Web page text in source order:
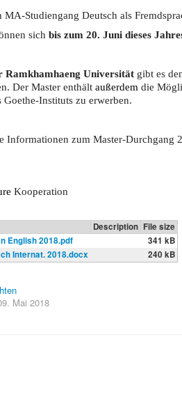
Studiengang Deutsch als
sich bis zum 20. Juni dieses
Ramkhamhaeng Universität gibt es
Der Master enthält außerdem die
Goethe-Instituts zu erwerben.
Informationen zum Master-Durchgang
Kooperation
Description File size
English 2018.pdf
341 kB
Internat. 2018.docx
240 kB
Mai 2018